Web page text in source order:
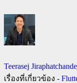
Teerasej
เรื่องที่เกี่ยวข้อง -